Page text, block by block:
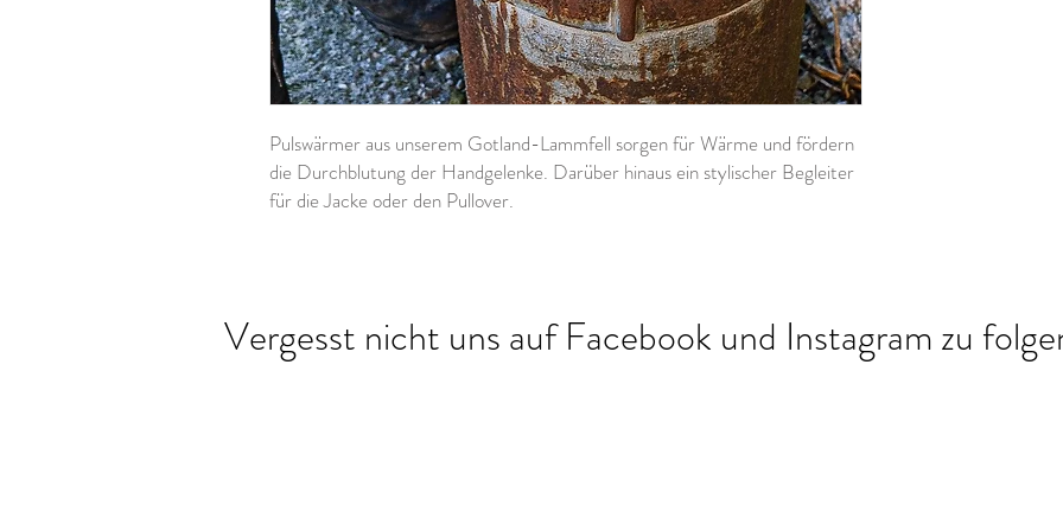
Pulswärmer aus unserem Gotland-Lammfell sorgen für Wärme und fördern
die Durchblutung der Handgelenke. Darüber hinaus ein stylischer Begleiter
für die Jacke oder den Pullover.
Vergesst nicht uns auf Facebook und Instagram zu